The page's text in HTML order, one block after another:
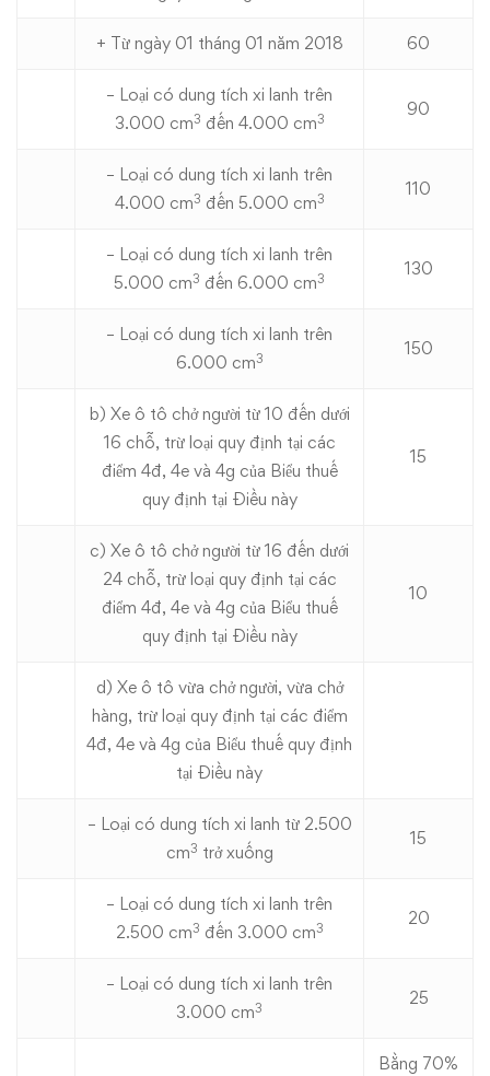
+ Từ ngày 01 tháng 01 năm 2018 60
– Loại có dung tích xi lanh trên
3.000 cm3 đến 4.000 cm3 90
– Loại có dung tích xi lanh trên
4.000 cm3 đến 5.000 cm3 110
– Loại có dung tích xi lanh trên
5.000 cm3 đến 6.000 cm3 130
– Loại có dung tích xi lanh trên
6.000 cm3 150
b) Xe ô tô chở người từ 10 đến dưới
16 chỗ, trừ loại quy định tại các
điểm 4đ, 4e và 4g của Biểu thuế
quy định tại Điều này
15
c) Xe ô tô chở người từ 16 đến dưới
24 chỗ, trừ loại quy định tại các
điểm 4đ, 4e và 4g của Biểu thuế
quy định tại Điều này
10
d) Xe ô tô vừa chở người, vừa chở
hàng, trừ loại quy định tại các điểm
4đ, 4e và 4g của Biểu thuế quy định
tại Điều này
– Loại có dung tích xi lanh từ 2.500
cm3 trở xuống
15
– Loại có dung tích xi lanh trên
2.500 cm3 đến 3.000 cm3 20
– Loại có dung tích xi lanh trên
3.000 cm3 25
Bằng 70%